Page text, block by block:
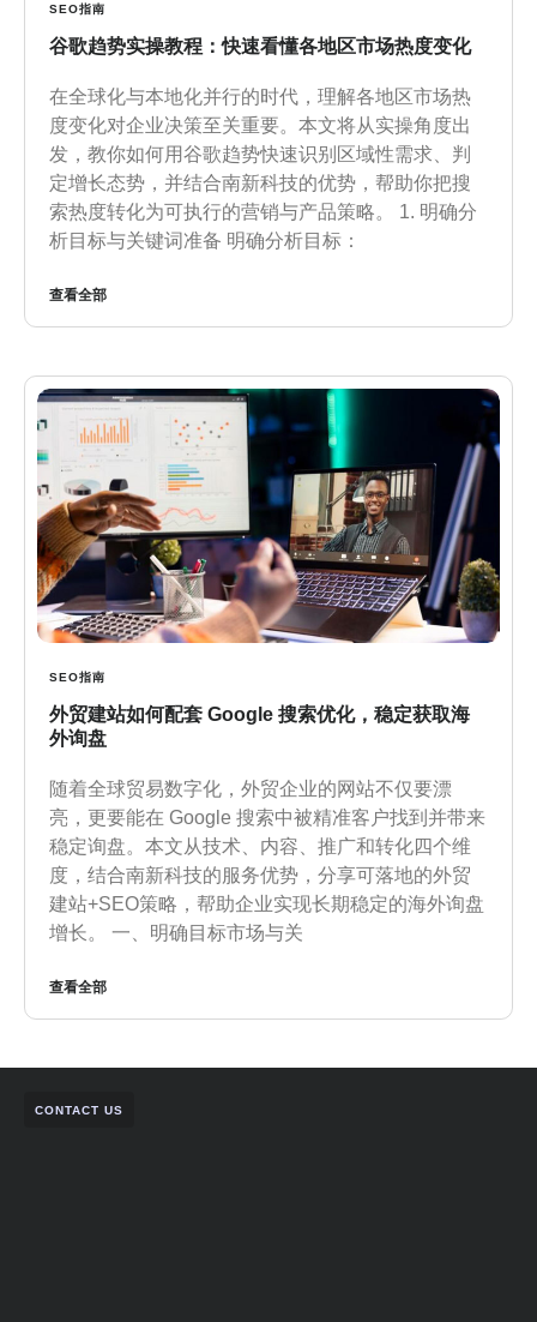
SEO指南
谷歌趋势实操教程：快速看懂各地区市场热度变化
在全球化与本地化并行的时代，理解各地区市场热
度变化对企业决策至关重要。本文将从实操角度出
发，教你如何用谷歌趋势快速识别区域性需求、判
定增长态势，并结合南新科技的优势，帮助你把搜
索热度转化为可执行的营销与产品策略。 1. 明确分
析目标与关键词准备 明确分析目标：
查看全部
SEO指南
外贸建站如何配套 Google 搜索优化，稳定获取海
外询盘
随着全球贸易数字化，外贸企业的网站不仅要漂
亮，更要能在 Google 搜索中被精准客户找到并带来
稳定询盘。本文从技术、内容、推广和转化四个维
度，结合南新科技的服务优势，分享可落地的外贸
建站+SEO策略，帮助企业实现长期稳定的海外询盘
增长。 一、明确目标市场与关
查看全部
CONTACT US